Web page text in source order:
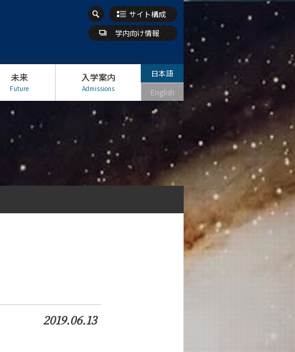
サイト構成
学内向け情報
未来
Future
入学案内
Admissions
日本語
English
2019.06.13